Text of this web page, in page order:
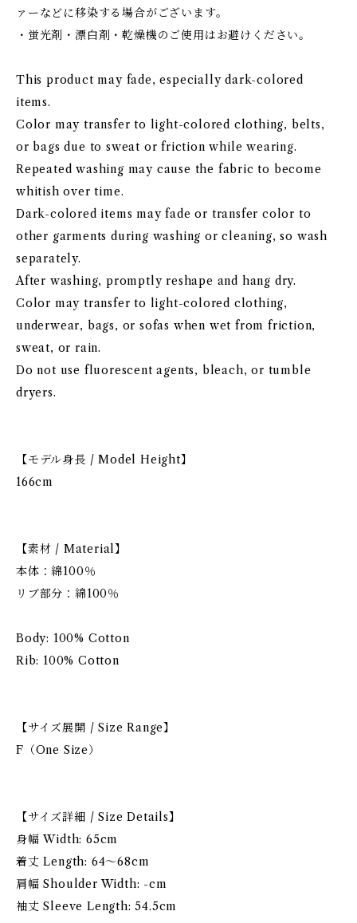
ァーなどに移染する場合がございます。
・蛍光剤・漂白剤・乾燥機のご使用はお避けください。
This product may fade, especially dark-colored
items.
Color may transfer to light-colored clothing, belts,
or bags due to sweat or friction while wearing.
Repeated washing may cause the fabric to become
whitish over time.
Dark-colored items may fade or transfer color to
other garments during washing or cleaning, so wash
separately.
After washing, promptly reshape and hang dry.
Color may transfer to light-colored clothing,
underwear, bags, or sofas when wet from friction,
sweat, or rain.
Do not use fluorescent agents, bleach, or tumble
dryers.
【モデル身長 / Model Height】
166cm
【素材 / Material】
本体：綿100％
リブ部分：綿100％
Body: 100% Cotton
Rib: 100% Cotton
【サイズ展開 / Size Range】
F（One Size）
【サイズ詳細 / Size Details】
身幅 Width: 65cm
着丈 Length: 64〜68cm
肩幅 Shoulder Width: -cm
袖丈 Sleeve Length: 54.5cm